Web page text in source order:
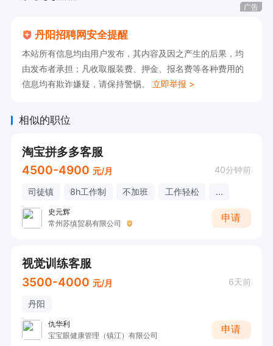
广告
丹阳招聘网安全提醒
本站所有信息均由用户发布，其内容及因之产生的后果，均
由发布者承担；凡收取服装费、押金、报名费等各种费用的
信息均有欺诈嫌疑，请保持警惕。 立即举报 >
相似的职位
淘宝拼多多客服
4500-4900 元/月 40分钟前
司徒镇 8h工作制 不加班 工作轻松 ...
史元辉
常州苏缜贸易有限公司
申请
视觉训练客服
3500-4000 元/月 6天前
丹阳
仇华利
宝宝眼健康管理（镇江）有限公司
申请